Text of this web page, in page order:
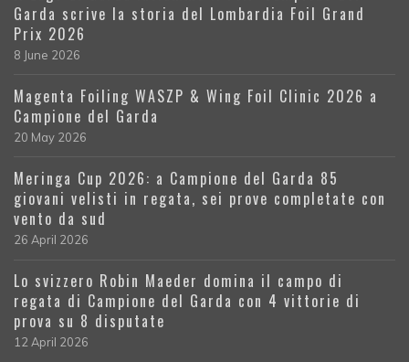
Garda scrive la storia del Lombardia Foil Grand
Prix 2026
8 June 2026
Magenta Foiling WASZP & Wing Foil Clinic 2026 a
Campione del Garda
20 May 2026
Meringa Cup 2026: a Campione del Garda 85
giovani velisti in regata, sei prove completate con
vento da sud
26 April 2026
Lo svizzero Robin Maeder domina il campo di
regata di Campione del Garda con 4 vittorie di
prova su 8 disputate
12 April 2026